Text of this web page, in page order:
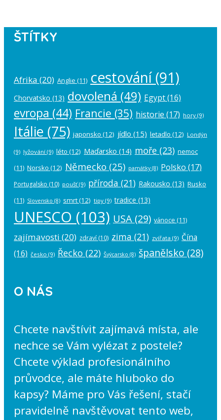
ŠTÍTKY
Afrika (20) Anglie (11) cestování(91)
Chorvatsko (13) dovolená (49) Egypt(16)
evropa (44) Francie (35) historie (17) hory (9)
Itálie (75) japonsko (12) jídlo (15) letadlo (12) Londýn
(9) lyžování (9) léto (12) Maďarsko (14) moře (23) nemoc
(11) Norsko (12) Německo (25) památky(8) Polsko (17)
Portugalsko (10) poušť(9) příroda (21) Rakousko (13) Rusko
(11) Slovensko (8) smrt(12) tipy (9) tradice (13)
UNESCO (103) USA (29) vánoce (11)
zajímavosti (20) zdraví (10) zima (21) zvířata (9) Čína
(16) česko (9) Řecko (22) Švýcarsko (8) španělsko (28)
O NÁS
Chcete navštívit zajímavá místa, ale
nechce se Vám vylézat z postele?
Chcete výklad profesionálního
průvodce, ale máte hluboko do
kapsy? Máme pro Vás řešení, stačí
pravidelně navštěvovat tento web,